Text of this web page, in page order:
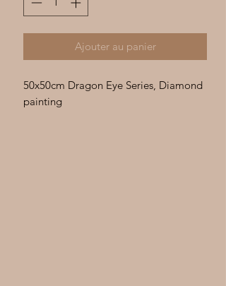
Ajouter au panier
50x50cm Dragon Eye Series, Diamond
painting